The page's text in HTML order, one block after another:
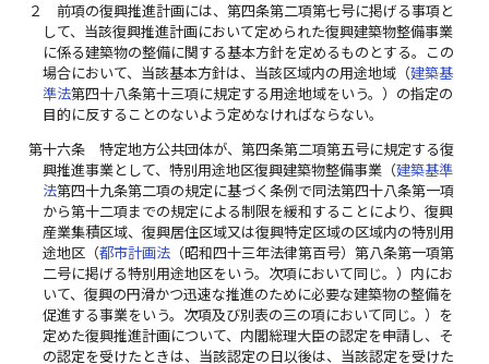
２
前項の復興推進計画には、第四条第二項第七号に掲げる事項と
して、当該復興推進計画において定められた復興建築物整備事業
に係る建築物の整備に関する基本方針を定めるものとする。この
場合において、当該基本方針は、当該区域内の用途地域（建築基
準法第四十八条第十三項に規定する用途地域をいう。）の指定の
目的に反することのないよう定めなければならない。
第十六条
特定地方公共団体が、第四条第二項第五号に規定する復
興推進事業として、特別用途地区復興建築物整備事業（建築基準
法第四十九条第二項の規定に基づく条例で同法第四十八条第一項
から第十二項までの規定による制限を緩和することにより、復興
産業集積区域、復興居住区域又は復興特定区域の区域内の特別用
途地区（都市計画法 （昭和四十三年法律第百号）第八条第一項第
二号に掲げる特別用途地区をいう。次項において同じ。）内にお
いて、復興の円滑かつ迅速な推進のために必要な建築物の整備を
促進する事業をいう。次項及び別表の三の項において同じ。）を
定めた復興推進計画について、内閣総理大臣の認定を申請し、そ
の認定を受けたときは、当該認定の日以後は、当該認定を受けた